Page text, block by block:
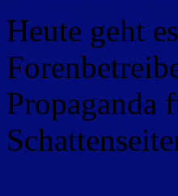
Heute geht
Propaganda